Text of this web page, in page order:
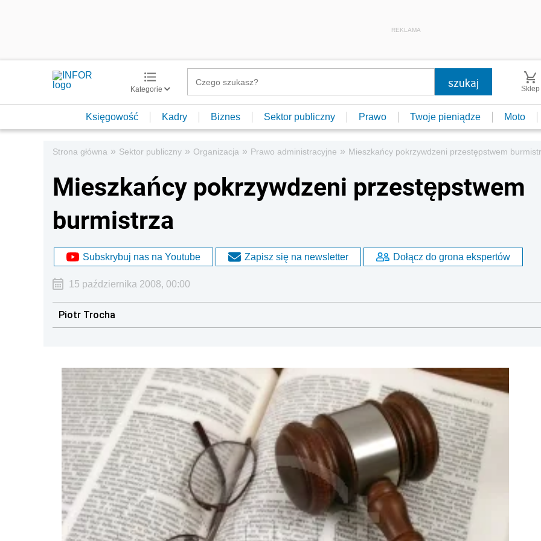
REKLAMA
Kategorie Sklep
Księgowość Kadry Biznes Sektor publiczny Prawo Twoje pieniądze Moto
Strona główna » Sektor publiczny » Organizacja » Prawo administracyjne » Mieszkańcy pokrzywdzeni przestępstwem
Mieszkańcy pokrzywdzeni przestępstwem
burmistrza
Subskrybuj nas na Youtube Zapisz się na newsletter Dołącz do grona ekspertów
15 października 2008, 00:00
Piotr Trocha